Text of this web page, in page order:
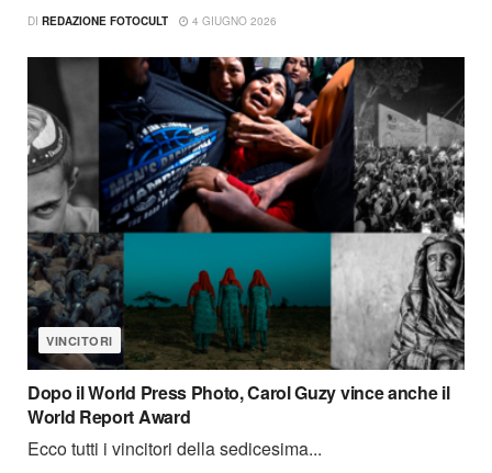
DI REDAZIONE FOTOCULT 4 GIUGNO 2026
VINCITORI
Dopo il World Press Photo, Carol Guzy vince anche il
World Report Award
Ecco tutti i vincitori della sedicesima...